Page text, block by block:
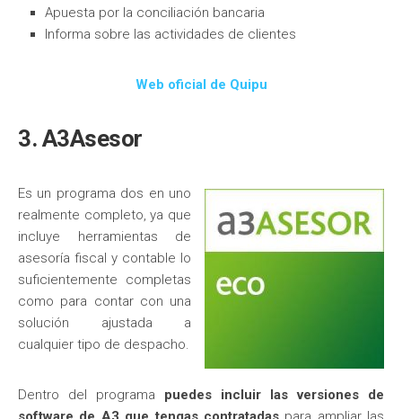
Apuesta por la conciliación bancaria
Informa sobre las actividades de clientes
Web oficial de Quipu
3. A3Asesor
Es un programa dos en uno
realmente completo, ya que
incluye herramientas de
asesoría fiscal y contable lo
suficientemente completas
como para contar con una
solución ajustada a
cualquier tipo de despacho.
Dentro del programa puedes incluir las versiones de